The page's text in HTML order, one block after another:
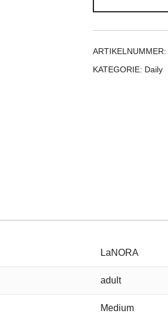
ARTIKELNUMMER:
KATEGORIE: Daily
LaNORA
adult
Medium